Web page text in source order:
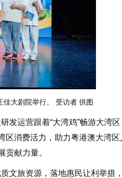
佳大剧院举行。 受访者 供图
运营跟着“大湾鸡”畅游大湾
区消费活力，助力粤港澳大湾
贡献力量。
旅资源，落地惠民让利举措